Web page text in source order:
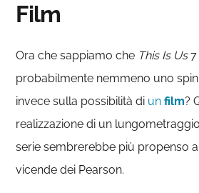
Film
Ora che sappiamo che This Is Us
probabilmente nemmeno uno
invece sulla possibilità di unfilm?
realizzazione di un
serie sembrerebbe più propenso
vicende dei Pearson.